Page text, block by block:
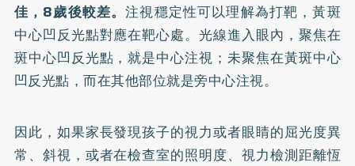
佳，8歲後較差。注視穩定性可以理解為打靶，黃斑
中心凹反光點對應在靶心處。光線進入眼內，聚焦在
斑中心凹反光點，就是中心注視；未聚焦在黃斑中心
凹反光點，而在其他部位就是旁中心注視。
因此，如果家長發現孩子的視力或者眼睛的屈光度異
常、斜視，或者在檢查室的照明度、視力檢測距離恆